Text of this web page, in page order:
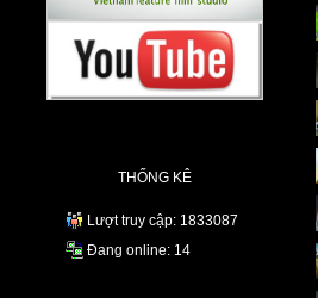
THỐNG KÊ
Lượt truy cập: 1833087
Đang online: 14